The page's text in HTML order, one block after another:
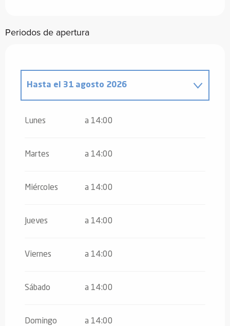
Periodos de apertura
Hasta el 31 agosto 2026
septiembre 2026
Lunes a 14:00
Martes a 14:00
Miércoles a 14:00
Jueves a 14:00
Viernes a 14:00
Sábado a 14:00
Domingo a 14:00